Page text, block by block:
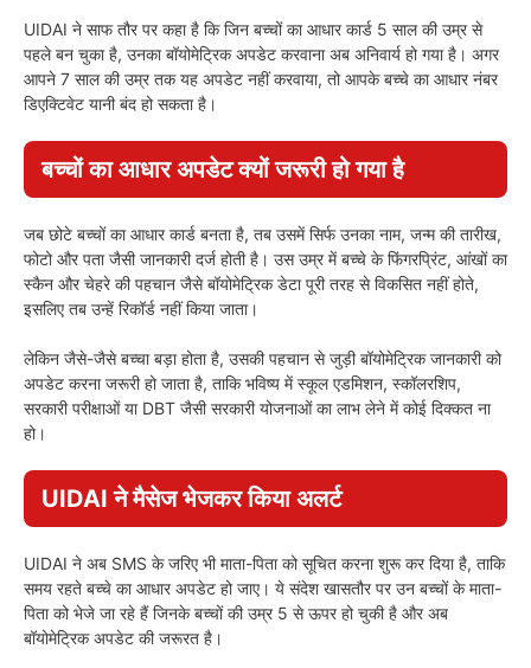
UIDAI ने साफ तौर पर कहा है कि जिन बच्चों का आधार कार्ड 5 साल की उम्र से
पहले बन चुका है, उनका बॉयोमेट्रिक अपडेट करवाना अब अनिवार्य हो गया है। अगर
आपने 7 साल की उम्र तक यह अपडेट नहीं करवाया, तो आपके बच्चे का आधार नंबर
डिएक्टिवेट यानी बंद हो सकता है।
बच्चों का आधार अपडेट क्यों जरूरी हो गया है
जब छोटे बच्चों का आधार कार्ड बनता है, तब उसमें सिर्फ उनका नाम, जन्म की तारीख,
फोटो और पता जैसी जानकारी दर्ज होती है। उस उम्र में बच्चे के फिंगरप्रिंट, आंखों का
स्कैन और चेहरे की पहचान जैसे बॉयोमेट्रिक डेटा पूरी तरह से विकसित नहीं होते,
इसलिए तब उन्हें रिकॉर्ड नहीं किया जाता।
लेकिन जैसे-जैसे बच्चा बड़ा होता है, उसकी पहचान से जुड़ी बॉयोमेट्रिक जानकारी को
अपडेट करना जरूरी हो जाता है, ताकि भविष्य में स्कूल एडमिशन, स्कॉलरशिप,
सरकारी परीक्षाओं या DBT जैसी सरकारी योजनाओं का लाभ लेने में कोई दिक्कत ना
हो।
UIDAI ने मैसेज भेजकर किया अलर्ट
UIDAI ने अब SMS के जरिए भी माता-पिता को सूचित करना शुरू कर दिया है, ताकि
समय रहते बच्चे का आधार अपडेट हो जाए। ये संदेश खासतौर पर उन बच्चों के माता-
पिता को भेजे जा रहे हैं जिनके बच्चों की उम्र 5 से ऊपर हो चुकी है और अब
बॉयोमेट्रिक अपडेट की जरूरत है।